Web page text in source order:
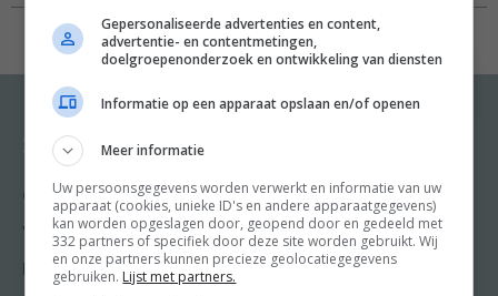
Recepten
Gangen
Voorgerecht
Hoofdgerecht
Shop
Food & Travel
Gepersonaliseerde advertenties en content,
advertentie- en contentmetingen,
doelgroepenonderzoek en ontwikkeling van diensten
Informatie op een apparaat opslaan en/of openen
Meer informatie
Uw persoonsgegevens worden verwerkt en informatie van uw
apparaat (cookies, unieke ID's en andere apparaatgegevens)
kan worden opgeslagen door, geopend door en gedeeld met
332 partners of specifiek door deze site worden gebruikt. Wij
en onze partners kunnen precieze geolocatiegegevens
gebruiken. Lijst met partners.